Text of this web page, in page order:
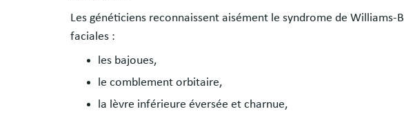
Les généticiens reconnaissent aisément le syndrome de Williams-
faciales :
les bajoues,
le comblement orbitaire,
la lèvre inférieure éversée et charnue,